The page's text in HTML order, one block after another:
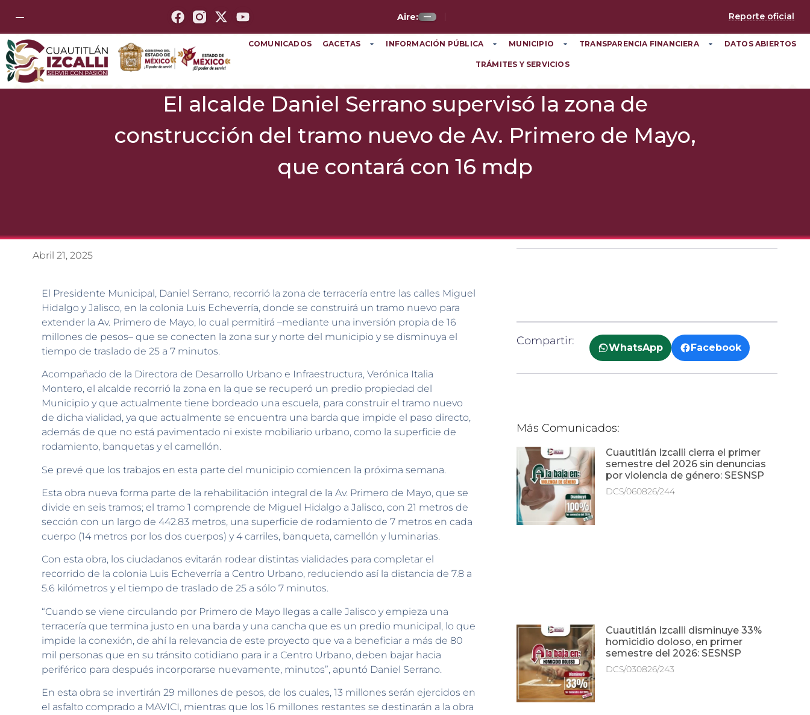
— Aire: — Reporte oficial
COMUNICADOS GACETAS INFORMACIÓN PÚBLICA MUNICIPIO TRANSPARENCIA FINANCIERA DATOS ABIERTOS
TRÁMITES Y SERVICIOS
El alcalde Daniel Serrano supervisó la zona de
construcción del tramo nuevo de Av. Primero de Mayo,
que contará con 16 mdp
Abril 21, 2025
El Presidente Municipal, Daniel Serrano, recorrió la zona de terracería entre las calles Miguel
Hidalgo y Jalisco, en la colonia Luis Echeverría, donde se construirá un tramo nuevo para
extender la Av. Primero de Mayo, lo cual permitirá –mediante una inversión propia de 16
millones de pesos– que se conecten la zona sur y norte del municipio y se disminuya el
tiempo de traslado de 25 a 7 minutos.
Acompañado de la Directora de Desarrollo Urbano e Infraestructura, Verónica Italia
Montero, el alcalde recorrió la zona en la que se recuperó un predio propiedad del
Municipio y que actualmente tiene bordeado una escuela, para construir el tramo nuevo
de dicha vialidad, ya que actualmente se encuentra una barda que impide el paso directo,
además de que no está pavimentado ni existe mobiliario urbano, como la superficie de
rodamiento, banquetas y el camellón.
Se prevé que los trabajos en esta parte del municipio comiencen la próxima semana.
Esta obra nueva forma parte de la rehabilitación integral de la Av. Primero de Mayo, que se
divide en seis tramos; el tramo 1 comprende de Miguel Hidalgo a Jalisco, con 21 metros de
sección con un largo de 442.83 metros, una superficie de rodamiento de 7 metros en cada
cuerpo (14 metros por los dos cuerpos) y 4 carriles, banqueta, camellón y luminarias.
Con esta obra, los ciudadanos evitarán rodear distintas vialidades para completar el
recorrido de la colonia Luis Echeverría a Centro Urbano, reduciendo así la distancia de 7.8 a
5.6 kilómetros y el tiempo de traslado de 25 a sólo 7 minutos.
“Cuando se viene circulando por Primero de Mayo llegas a calle Jalisco y empieza una
terracería que termina justo en una barda y una cancha que es un predio municipal, lo que
impide la conexión, de ahí la relevancia de este proyecto que va a beneficiar a más de 80
mil personas que en su tránsito cotidiano para ir a Centro Urbano, deben bajar hacia
periférico para después incorporarse nuevamente, minutos”, apuntó Daniel Serrano.
En esta obra se invertirán 29 millones de pesos, de los cuales, 13 millones serán ejercidos en
el asfalto comprado a MAVICI, mientras que los 16 millones restantes se destinarán a la obra
Compartir:
WhatsApp Facebook
Más Comunicados:
Cuautitlán Izcalli cierra el primer
semestre del 2026 sin denuncias
por violencia de género: SESNSP
DCS/060826/244
Cuautitlán Izcalli disminuye 33%
homicidio doloso, en primer
semestre del 2026: SESNSP
DCS/030826/243